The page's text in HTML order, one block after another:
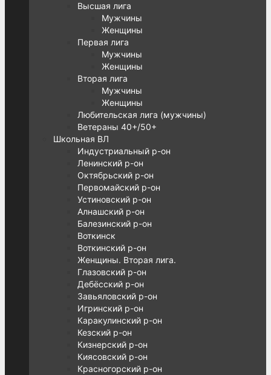
Высшая лига
Мужчины
Женщины
Первая лига
Мужчины
Женщины
Вторая лига
Мужчины
Женщины
Любительская лига (мужчины)
Ветераны 40+/50+
Школьная ВЛ
Индустриальный р-он
Ленинский р-он
Октябрьский р-он
Первомайский р-он
Устиновский р-он
Алнашский р-он
Балезинский р-он
Воткинск
Воткинский р-он
Женщины. Вторая лига.
Глазовский р-он
Дебёсский р-он
Завьяловский р-он
Игринский р-он
Каракулинский р-он
Кезский р-он
Кизнерский р-он
Киясовский р-он
Красногорский р-он